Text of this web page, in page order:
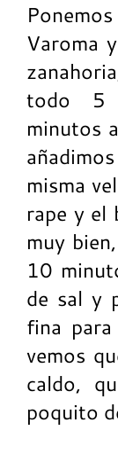
Varoma
todo 5
minutos
misma
rape y el
muy
10
de sal y
fina para
vemos
caldo,
poquito